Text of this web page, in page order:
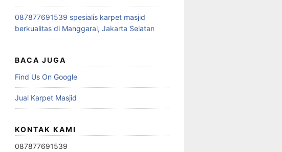
087877691539 spesialis karpet masjid
berkualitas di Manggarai, Jakarta Selatan
BACA JUGA
Find Us On Google
Jual Karpet Masjid
KONTAK KAMI
087877691539